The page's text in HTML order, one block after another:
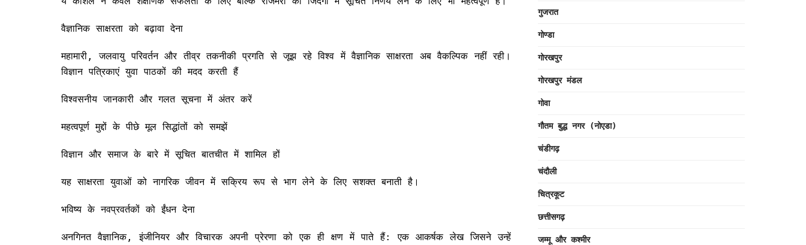
वैज्ञानिक साक्षरता को बढ़ावा देना
महामारी, जलवायु परिवर्तन और तीव्र तकनीकी प्रगति से जूझ रहे विश्व में वैज्ञानिक साक्षरता अब वैकल्पिक नहीं रही।
विज्ञान पत्रिकाएं युवा पाठकों की मदद करती हैं
विश्वसनीय जानकारी और गलत सूचना में अंतर करें
महत्वपूर्ण मुद्दों के पीछे मूल सिद्धांतों को समझें
विज्ञान और समाज के बारे में सूचित बातचीत में शामिल हों
यह साक्षरता युवाओं को नागरिक जीवन में सक्रिय रूप से भाग लेने के लिए सशक्त बनाती है।
भविष्य के नवप्रवर्तकों को ईंधन देना
अनगिनत वैज्ञानिक, इंजीनियर और विचारक अपनी प्रेरणा को एक ही क्षण में पाते हैं: एक आकर्षक लेख जिसने उन्हें
गुजरात
गोण्डा
गोरखपुर
गोरखपुर मंडल
गोवा
गौतम बुद्ध नगर (नोएडा)
चंडीगढ़
चंदौली
चित्रकूट
छत्तीसगढ़
जम्मू और कश्मीर